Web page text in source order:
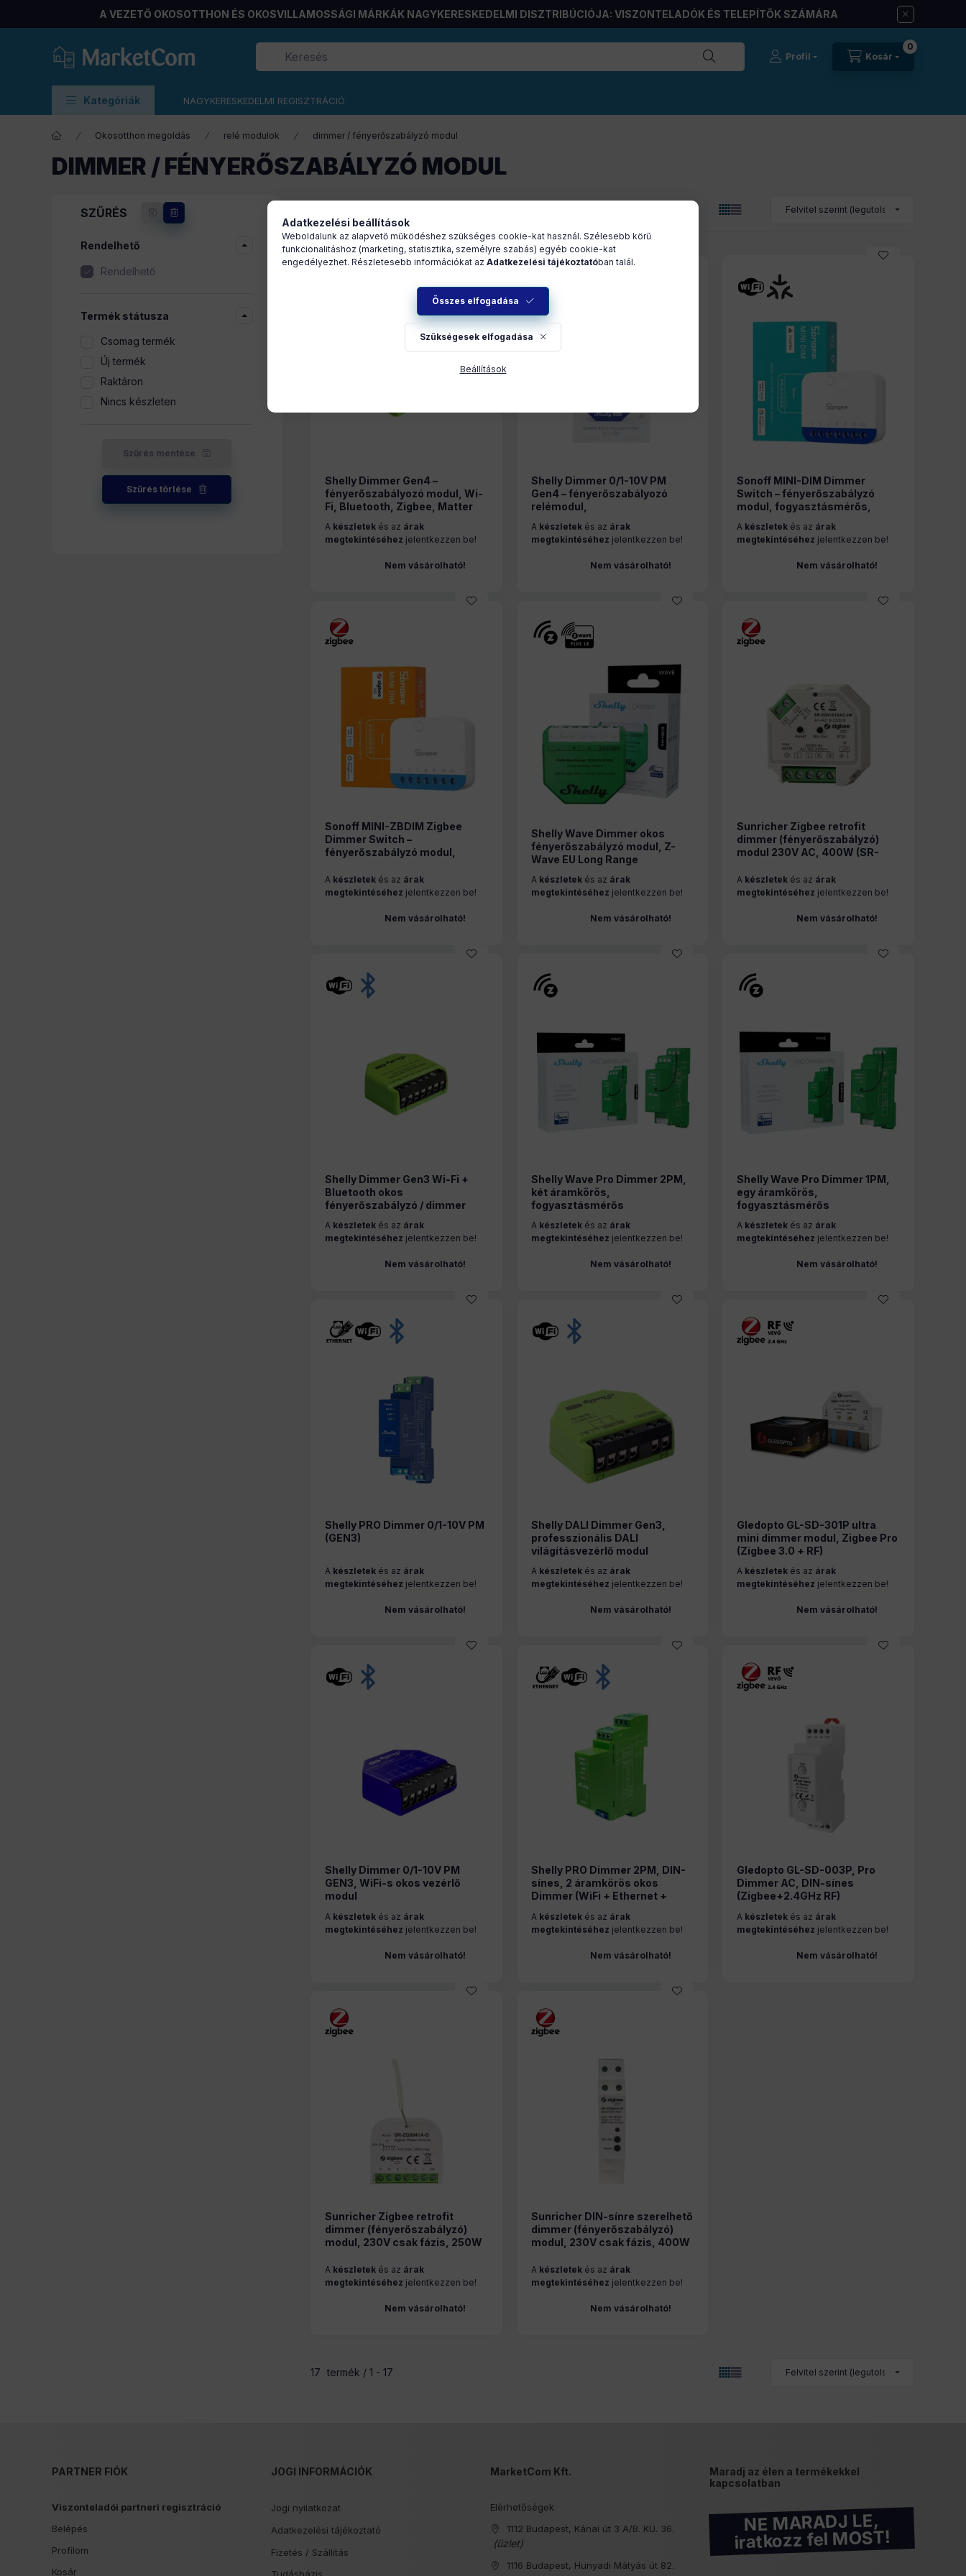
A VEZETŐ OKOSOTTHON ÉS OKOSVILLAMOSSÁGI MÁRKÁK NAGYKERESKEDELMI DISZTRIBÚCIÓJA: VISZONTELADÓK ÉS TELEPÍTŐK SZÁMÁRA
Profil Kosár
0
Kategóriák NAGYKERESKEDELMI REGISZTRÁCIÓ
Okosotthon megoldás relé modulok dimmer / fényerőszabályzó modul
DIMMER / FÉNYERŐSZABÁLYZÓ MODUL
SZŰRÉS
Rendelhető
Rendelhető
Termék státusza
Csomag termék
Új termék
Raktáron
Nincs készleten
Szűrés mentése
Szűrés törlése
Shelly Dimmer Gen4 –
fényerőszabályozó modul, Wi-
Fi, Bluetooth, Zigbee, Matter
A készletek és az árak
megtekintéséhez jelentkezzen be!
Nem vásárolható!
Shelly Dimmer 0/1-10V PM
Gen4 – fényerőszabályozó
relémodul,
Zigbee (S4DM-0010WW)
A készletekés az árak
megtekintéséhez jelentkezzen be!
Nem vásárolható!
Sonoff MINI-DIM Dimmer
Switch – fényerőszabályzó
modul, fogyasztásmérős,
A készletek és az árak
megtekintéséhez jelentkezzen be!
Nem vásárolható!
Sonoff MINI-ZBDIM Zigbee
Dimmer Switch –
fényerőszabályzó modul,
A készletek és az árak
megtekintéséhez jelentkezzen be!
Nem vásárolható!
Shelly Wave Dimmer okos
fényerőszabályzó modul, Z-
Wave EU Long Range
A készletekés az árak
megtekintéséhez jelentkezzen be!
Nem vásárolható!
Sunricher Zigbee retrofit
dimmer (fényerőszabályzó)
modul 230V AC, 400W (SR-
A készletek és az árak
megtekintéséhez jelentkezzen be!
Nem vásárolható!
Shelly Dimmer Gen3 Wi-Fi +
Bluetooth okos
fényerőszabályzó / dimmer
A készletek és az árak
megtekintéséhez jelentkezzen be!
Nem vásárolható!
Shelly Wave Pro Dimmer 2PM,
két áramkörös,
fogyasztásmérős
Wave
A készletekés az árak
megtekintéséhez jelentkezzen be!
Nem vásárolható!
Shelly Wave Pro Dimmer 1PM,
egy áramkörös,
fogyasztásmérős
Wave
A készletek és az árak
megtekintéséhez jelentkezzen be!
Nem vásárolható!
Shelly PRO Dimmer 0/1-10V PM
(GEN3)
A készletek és az árak
megtekintéséhez jelentkezzen be!
Nem vásárolható!
Shelly DALI Dimmer Gen3,
professzionális DALI
világításvezérlő modul
A készletekés az árak
megtekintéséhez jelentkezzen be!
Nem vásárolható!
Gledopto GL-SD-301P ultra
mini dimmer modul, Zigbee Pro
(Zigbee 3.0 + RF)
A készletek és az árak
megtekintéséhez jelentkezzen be!
Nem vásárolható!
Shelly Dimmer 0/1-10V PM
GEN3, WiFi-s okos vezérlő
modul
A készletek és az árak
megtekintéséhez jelentkezzen be!
Nem vásárolható!
Shelly PRO Dimmer 2PM, DIN-
sínes, 2 áramkörös okos
Dimmer (WiFi + Ethernet +
A készletekés az árak
megtekintéséhez jelentkezzen be!
Nem vásárolható!
Gledopto GL-SD-003P, Pro
Dimmer AC, DIN-sínes
(Zigbee+2.4GHz RF)
A készletek és az árak
megtekintéséhez jelentkezzen be!
Nem vásárolható!
Sunricher Zigbee retrofit
dimmer (fényerőszabályzó)
modul, 230V csak fázis, 250W
A készletek és az árak
megtekintéséhez jelentkezzen be!
Nem vásárolható!
Sunricher DIN-sínre szerelhető
dimmer (fényerőszabályzó)
modul, 230V csak fázis, 400W
A készletekés az árak
megtekintéséhez jelentkezzen be!
Nem vásárolható!
17 termék 1 17
PARTNER FIÓK
Viszonteladói partneri regisztráció
Belépés
Profilom
Kosár
JOGI INFORMÁCIÓK
Jogi nyilatkozat
Adatkezelési tájékoztató
Fizetés / Szállítás
MarketCom Kft.
Elérhetőségek
1112 Budapest, Kánai út 3 A/B. KÜ. 36.
(üzlet)
1116 Budapest, Hunyadi Mátyás út 82.
Maradj az élen a termékekkel
kapcsolatban
NE MARADJ LE,
iratkozz fel MOST!
Adatkezelési beállítások
Weboldalunk az alapvető működéshez szükséges cookie-kat használ. Szélesebb körű
funkcionalitáshoz (marketing, statisztika, személyre szabás) egyéb cookie-kat
engedélyezhet. Részletesebb információkat az Adatkezelési tájékoztatóban talál.
Összes elfogadása
Szükségesek elfogadása
Beállítások